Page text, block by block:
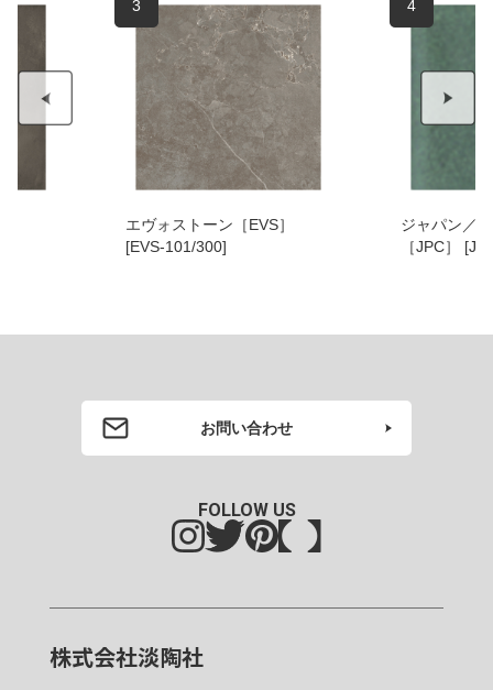
3
エヴォストーン［EVS］
[EVS-101/300]
4
ジャパン／
［
お問い合わせ
株式会社淡陶社
FOLLOW US